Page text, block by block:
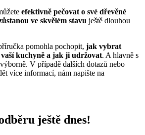
efektivně pečovat o své dřevěné
ve skvělém stavu ještě dlouhou
pomohla pochopit, jak vybrat
kuchyně a jak ji udržovat. A hlavně s
V případě dalších dotazů nebo
více informací, nám napište na
ještě dnes!